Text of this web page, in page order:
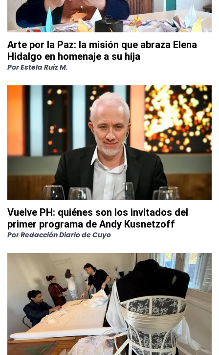
Arte por la Paz: la misión que abraza Elena
Hidalgo en homenaje a su hija
PorEstela Ruiz M.
Vuelve PH: quiénes son los invitados del
primer programa de Andy Kusnetzoff
PorRedacción Diario de Cuyo